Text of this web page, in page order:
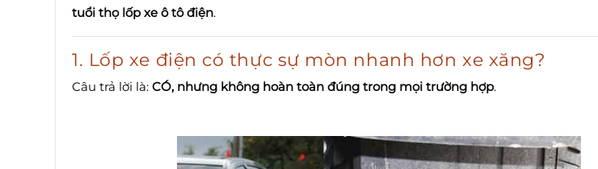
tuổi thọ lốp xe ô tô điện.
1. Lốp xe điện có thực sự mòn nhanh hơn xe xăng?
Câu trả lời là: CÓ, nhưng không hoàn toàn đúng trong mọi trường hợp.